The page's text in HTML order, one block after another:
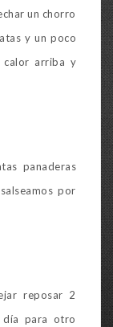
un chorro
y un poco
calor arriba y
panaderas
por
reposar 2
para otro